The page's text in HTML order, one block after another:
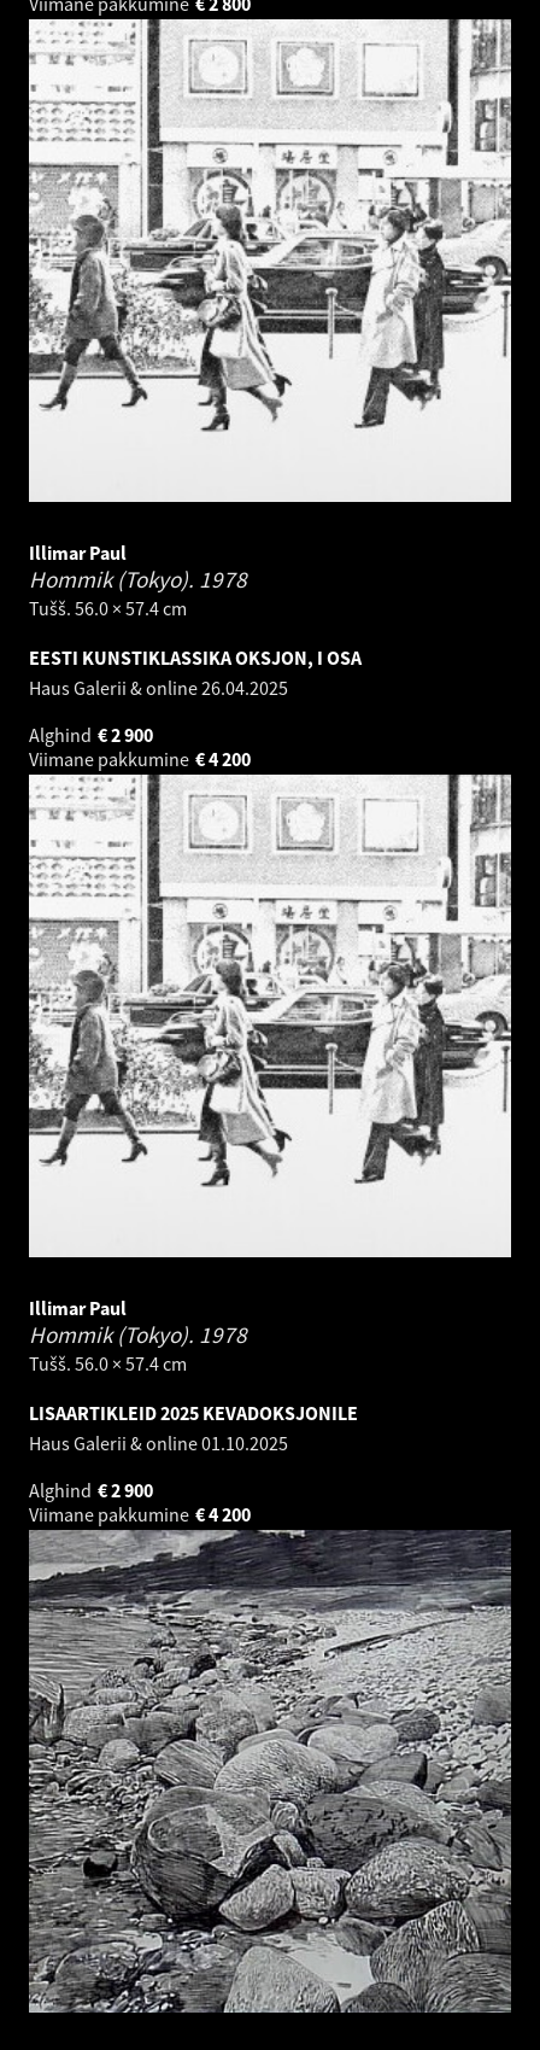
Illimar Paul
Hommik (Tokyo). 1978
Tušš. 56.0 × 57.4 cm
EESTI KUNSTIKLASSIKA OKSJON, I OSA
Haus Galerii & online26.04.2025
Alghind
2 900
€
Viimane pakkumine
4 200
€
Illimar Paul
Hommik (Tokyo). 1978
Tušš. 56.0 × 57.4 cm
LISAARTIKLEID 2025 KEVADOKSJONILE
Haus Galerii & online01.10.2025
Alghind
2 900
€
Viimane pakkumine
4 200
€